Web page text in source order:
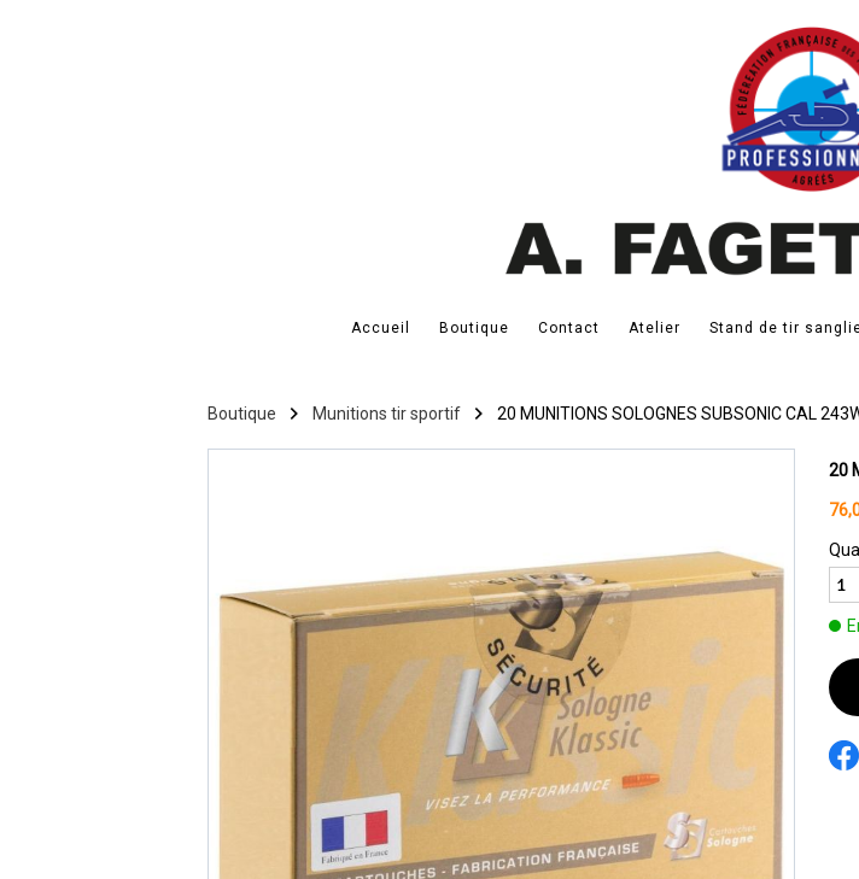
Accueil Boutique Contact Atelier Stand de tir
Boutique Munitions tir sportif 20 MUNITIONS SOLOGNES SUBSONIC CAL
20